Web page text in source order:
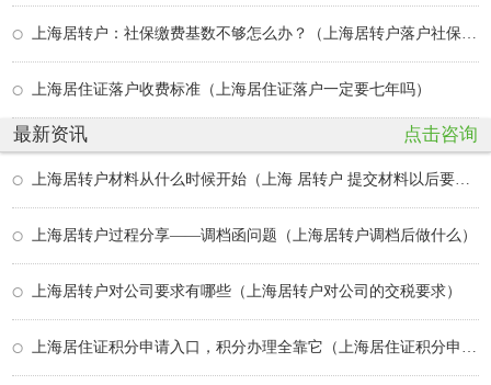
上海居住证落户收费标准（上海居住证落户一定要七年吗）
最新资讯 点击咨询
上海居转户过程分享——调档函问题（上海居转户调档后做什么）
上海居转户对公司要求有哪些（上海居转户对公司的交税要求）